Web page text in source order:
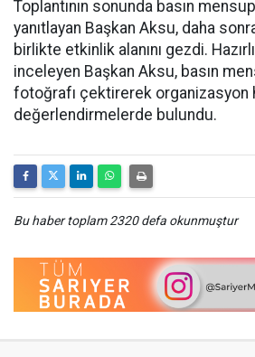
Toplantının sonunda basın
yanıtlayan Başkan Aksu, daha
birlikte etkinlik alanını gezdi.
inceleyen Başkan Aksu, basın
fotoğrafı çektirerek organizasyon
değerlendirmelerde bulundu.
Bu haber toplam 2320 defa okunmuştur